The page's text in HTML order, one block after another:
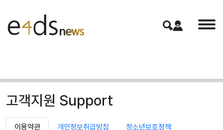
고객지원 Support
이용약관 개인정보취급방침 청소년보호정책